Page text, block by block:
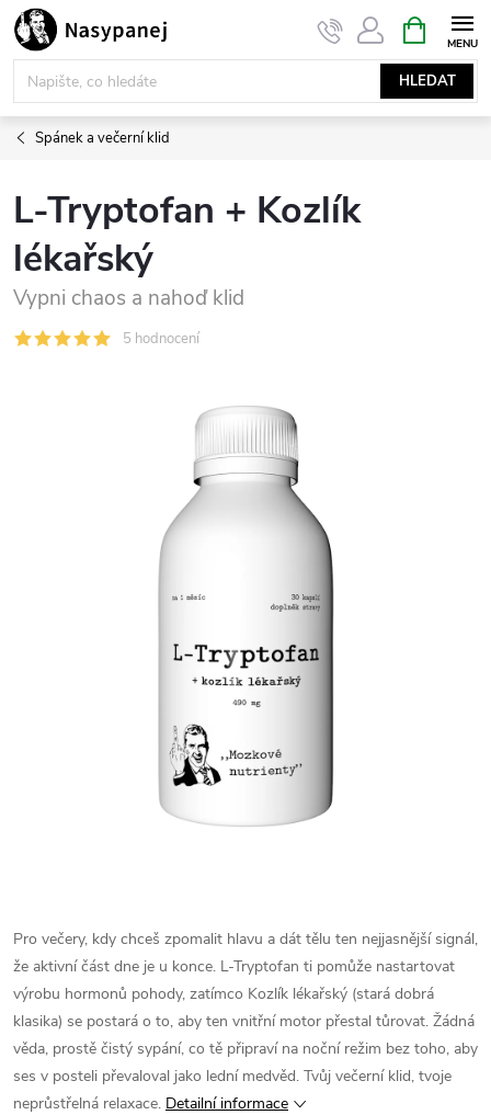
Přejít
na
obsah
HLEDAT
NÁKUPNÍ
KOŠÍK
Spánek a večerní klid
L-Tryptofan + Kozlík
lékařský
Vypni chaos a nahoď klid
5 hodnocení
Pro večery, kdy chceš zpomalit hlavu a dát tělu ten nejjasnější signál,
že aktivní část dne je u konce. L-Tryptofan ti pomůže nastartovat
výrobu hormonů pohody, zatímco Kozlík lékařský (stará dobrá
klasika) se postará o to, aby ten vnitřní motor přestal tůrovat. Žádná
věda, prostě čistý sypání, co tě připraví na noční režim bez toho, aby
ses v posteli převaloval jako lední medvěd. Tvůj večerní klid, tvoje
neprůstřelná relaxace. Detailní informace